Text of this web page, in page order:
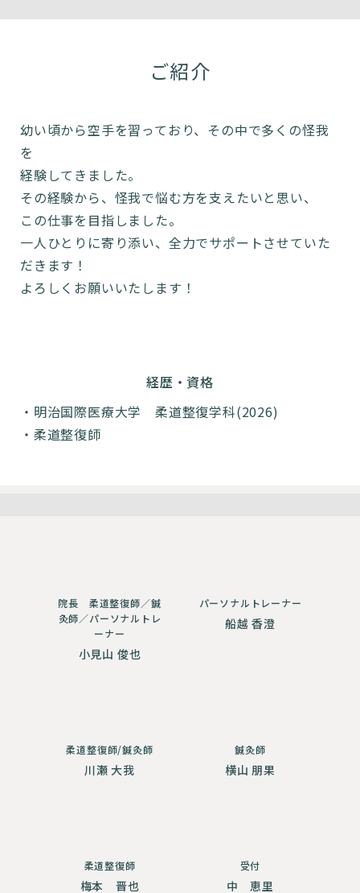
ご紹介
幼い頃から空手を習っており、その中で多くの怪我
を
経験してきました。
その経験から、怪我で悩む方を支えたいと思い、
この仕事を目指しました。
一人ひとりに寄り添い、全力でサポートさせていた
だきます！
よろしくお願いいたします！
経歴・資格
明治国際医療大学 柔道整復学科(2026)
柔道整復師
院長 柔道整復師／鍼
灸師／パーソナルトレ
ーナー
小見山 俊也
パーソナルトレーナー
船越 香澄
柔道整復師/鍼灸師
川瀬 大我
鍼灸師
横山 朋果
柔道整復師
梅本 晋也
受付
中 恵里